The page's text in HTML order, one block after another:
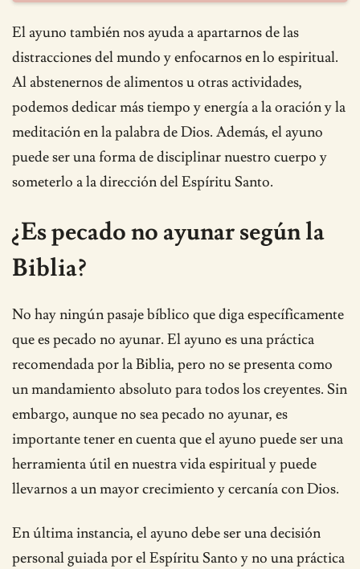
El ayuno también nos ayuda a apartarnos de las
distracciones del mundo y enfocarnos en lo espiritual.
Al abstenernos de alimentos u otras actividades,
podemos dedicar más tiempo y energía a la oración y la
meditación en la palabra de Dios. Además, el ayuno
puede ser una forma de disciplinar nuestro cuerpo y
someterlo a la dirección del Espíritu Santo.
¿Es pecado no ayunar según la
Biblia?
No hay ningún pasaje bíblico que diga específicamente
que es pecado no ayunar. El ayuno es una práctica
recomendada por la Biblia, pero no se presenta como
un mandamiento absoluto para todos los creyentes. Sin
embargo, aunque no sea pecado no ayunar, es
importante tener en cuenta que el ayuno puede ser una
herramienta útil en nuestra vida espiritual y puede
llevarnos a un mayor crecimiento y cercanía con Dios.
En última instancia, el ayuno debe ser una decisión
personal guiada por el Espíritu Santo y no una práctica